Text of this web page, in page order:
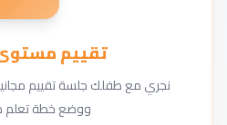
تقييم
نجري مع طفلك جلسة تقييم
ووضع خطة